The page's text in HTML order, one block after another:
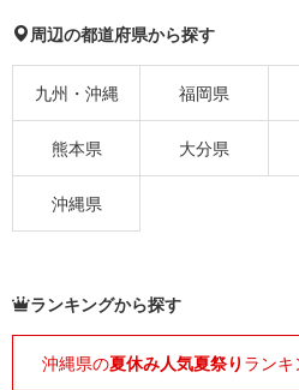
周辺の都道府県から探す
九州・沖縄 福岡県
熊本県 大分県
沖縄県
ランキングから探す
沖縄県の夏休み人気夏祭り ランキ